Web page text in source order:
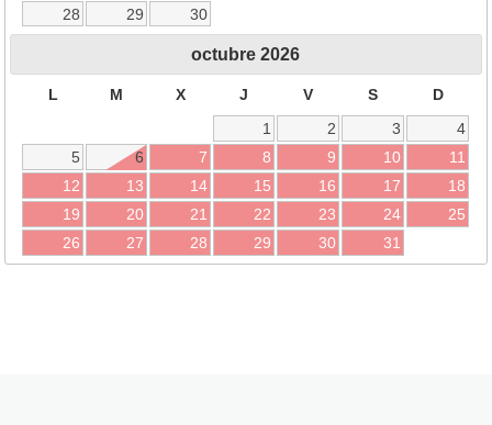
28
29 30
octubre 2026
L M X J V S
D
1
2 3
4
5
6 7 8 9 10
11
12
13 14 15 16 17
18
19
20 21 22 23 24
25
26
27 28 29 30 31